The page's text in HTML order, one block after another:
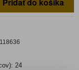
Pridať do košíka
24